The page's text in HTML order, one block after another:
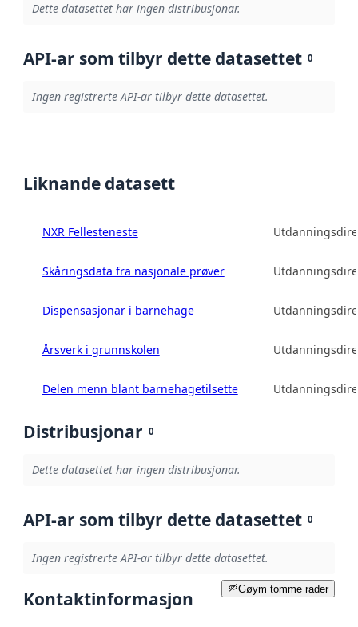
Dette datasettet har ingen distribusjonar.
API-ar som tilbyr dette datasettet 0
Ingen registrerte API-ar tilbyr dette datasettet.
Liknande datasett
NXR Fellesteneste
Skåringsdata fra nasjonale prøver
Dispensasjonar i barnehage
Årsverk i grunnskolen
Delen menn blant barnehagetilsette
Distribusjonar 0
Dette datasettet har ingen distribusjonar.
API-ar som tilbyr dette datasettet 0
Ingen registrerte API-ar tilbyr dette datasettet.
Gøym tomme rader
Kontaktinformasjon